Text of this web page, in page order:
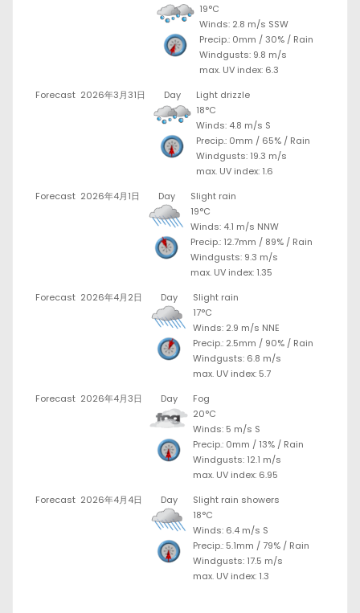
19°C
Winds: 2.8 m/s SSW
Precip.: 0mm /30% / Rain
Windgusts: 9.8 m/s
max. UV index: 6.3
Forecast 2026年3月31日 Day
Light drizzle
18°C
Winds: 4.8 m/s S
Precip.: 0mm / 65% / Rain
Windgusts: 19.3 m/s
max. UV index: 1.6
Forecast 2026年4月1日 Day
Slight rain
19°C
Winds: 4.1 m/s NNW
Precip.: 12.7mm / 89% / Rain
Windgusts: 9.3 m/s
max. UV index: 1.35
Forecast 2026年4月2日 Day
Slight rain
17°C
Winds: 2.9 m/s NNE
Precip.: 2.5mm / 90% / Rain
Windgusts: 6.8 m/s
max. UV index: 5.7
Forecast 2026年4月3日 Day
Fog
20°C
Winds: 5 m/s S
Precip.: 0mm / 13% / Rain
Windgusts: 12.1 m/s
max. UV index: 6.95
Forecast 2026年4月4日 Day
Slight rain showers
18°C
Winds: 6.4 m/s S
Precip.: 5.1mm /79% / Rain
Windgusts: 17.5 m/s
max. UV index: 1.3